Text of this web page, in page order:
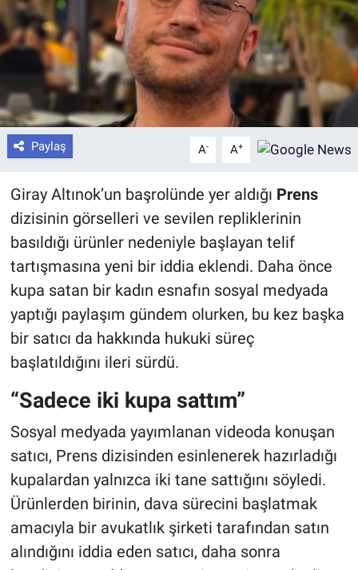
Paylaş A- A+
Giray Altınok’un başrolünde yer aldığı Prens
dizisinin görselleri ve sevilen repliklerinin
basıldığı ürünler nedeniyle başlayan telif
tartışmasına yeni bir iddia eklendi. Daha önce
kupa satan bir kadın esnafın sosyal medyada
yaptığı paylaşım gündem olurken, bu kez başka
bir satıcı da hakkında hukuki süreç
başlatıldığını ileri sürdü.
“Sadece iki kupa sattım”
Sosyal medyada yayımlanan videoda konuşan
satıcı, Prens dizisinden esinlenerek hazırladığı
kupalardan yalnızca iki tane sattığını söyledi.
Ürünlerden birinin, dava sürecini başlatmak
amacıyla bir avukatlık şirketi tarafından satın
alındığını iddia eden satıcı, daha sonra